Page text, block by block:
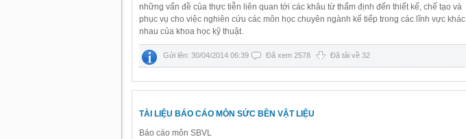
những vấn đề của thực tiễn liên quan tới các khâu từ thẩm định đến thiết kế, chế tạo và
phục vụ cho việc nghiên cứu các môn học chuyên ngành kế tiếp trong các lĩnh vực khác
nhau của khoa học kỹ thuật.
Gửi lên: 30/04/2014 06:39 Đã xem 2578 Đã tải về 32
TÀI LIỆU BÁO CÁO MÔN SỨC BỀN VẬT LIỆU
Báo cáo môn SBVL